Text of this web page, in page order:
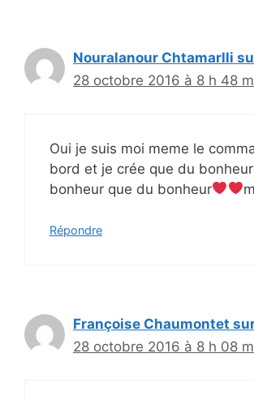
Nouralanour Chtamarlli
28 octobre 2016 à 8 h 48
Oui je suis moi meme le
bord et je crée que du
bonheur que du bonheur
Répondre
Françoise Chaumontet
28 octobre 2016 à 8 h 08